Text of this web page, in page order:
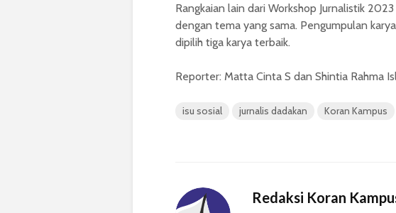
Rangkaian lain dari Workshop Jurnalistik
dengan tema yang sama. Pengumpulan
dipilih tiga karya terbaik.
Reporter: Matta Cinta S dan Shintia Rahma
isu sosial jurnalis dadakan Koran Kampus
Redaksi Koran